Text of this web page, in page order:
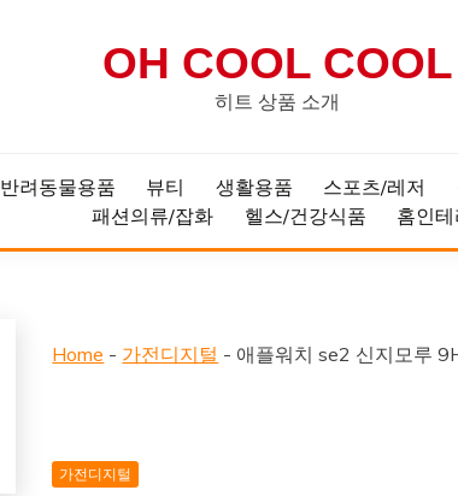
OH COOL COOL
히트 상품 소개
반려동물용품 뷰티 생활용품 스포츠/레저
패션의류/잡화
헬스/건강식품 홈인테
Home - 가전디지털 - 애플워치 se2 신지모루
가전디지털